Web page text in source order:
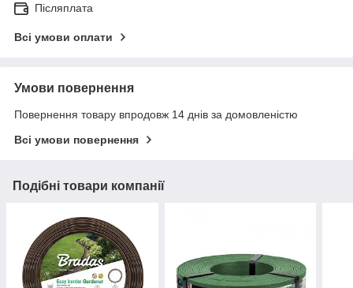
Післяплата
Всі умови оплати
Умови повернення
Повернення товару впродовж 14 днів за домовленістю
Всі умови повернення
Подібні товари компанії